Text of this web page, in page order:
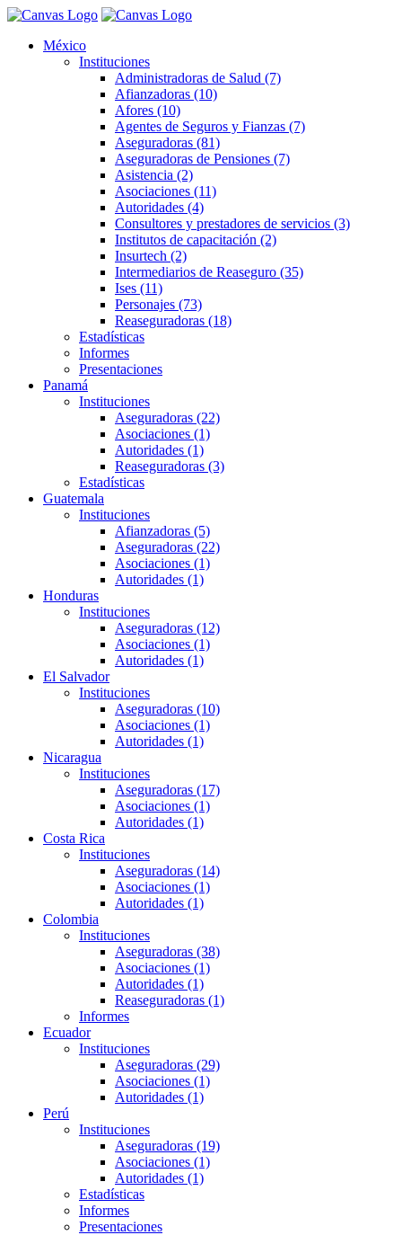
México
Instituciones
Administradoras de Salud (7)
Afianzadoras (10)
Afores (10)
Agentes de Seguros y Fianzas (7)
Aseguradoras (81)
Aseguradoras de Pensiones (7)
Asistencia (2)
Asociaciones (11)
Autoridades (4)
Consultores y prestadores de servicios (3)
Institutos de capacitación (2)
Insurtech (2)
Intermediarios de Reaseguro (35)
Ises (11)
Personajes (73)
Reaseguradoras (18)
Estadísticas
Informes
Presentaciones
Panamá
Instituciones
Aseguradoras (22)
Asociaciones (1)
Autoridades (1)
Reaseguradoras (3)
Estadísticas
Guatemala
Instituciones
Afianzadoras (5)
Aseguradoras (22)
Asociaciones (1)
Autoridades (1)
Honduras
Instituciones
Aseguradoras (12)
Asociaciones (1)
Autoridades (1)
El Salvador
Instituciones
Aseguradoras (10)
Asociaciones (1)
Autoridades (1)
Nicaragua
Instituciones
Aseguradoras (17)
Asociaciones (1)
Autoridades (1)
Costa Rica
Instituciones
Aseguradoras (14)
Asociaciones (1)
Autoridades (1)
Colombia
Instituciones
Aseguradoras (38)
Asociaciones (1)
Autoridades (1)
Reaseguradoras (1)
Informes
Ecuador
Instituciones
Aseguradoras (29)
Asociaciones (1)
Autoridades (1)
Perú
Instituciones
Aseguradoras (19)
Asociaciones (1)
Autoridades (1)
Estadísticas
Informes
Presentaciones